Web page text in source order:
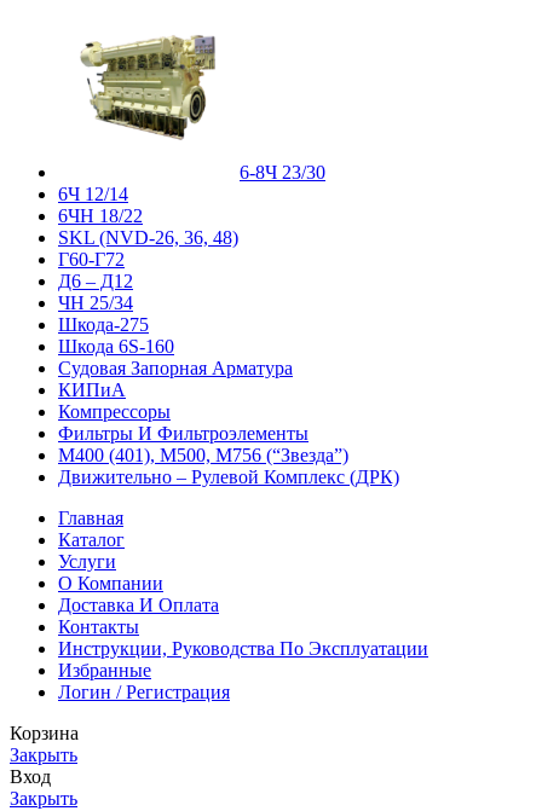
6-8Ч 23/30
6Ч 12/14
6ЧН 18/22
SKL (NVD-26, 36, 48)
Г60-Г72
Д6 – Д12
ЧН 25/34
Шкода-275
Шкода 6S-160
Судовая Запорная Арматура
КИПиА
Компрессоры
Фильтры И Фильтроэлементы
М400 (401), М500, М756 (“Звезда”)
Движительно – Рулевой Комплекс (ДРК)
Главная
Каталог
Услуги
О Компании
Доставка И Оплата
Контакты
Инструкции, Руководства По Эксплуатации
Избранные
Логин / Регистрация
Корзина
Закрыть
Вход
Закрыть